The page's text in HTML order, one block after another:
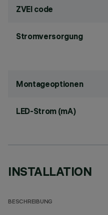
ZVEI code
Stromversorgung
Montageoptionen
LED-Strom (mA)
INSTALLATION
BESCHREIBUNG